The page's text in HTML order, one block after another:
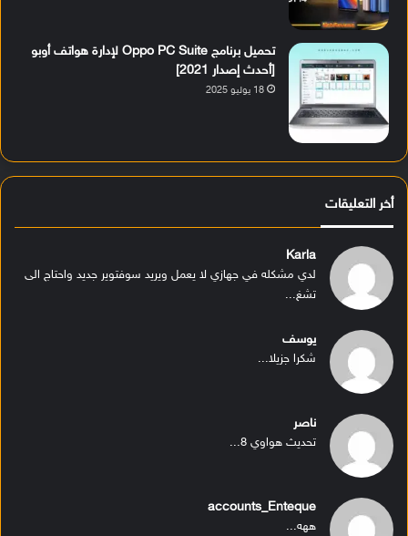
تحميل برنامج Oppo PC Suite لإدارة هواتف أوبو
[أحدث إصدار 2021]
18 يوليو 2025
أخر التعليقات
Karla
لدي مشكله في جهازي لا يعمل ويريد سوفتوير جديد واحتاج الى
تشغ...
يوسف
شكرا جزيلا...
ناصر
تحديث هواوي 8...
accounts_Enteque
ههه...